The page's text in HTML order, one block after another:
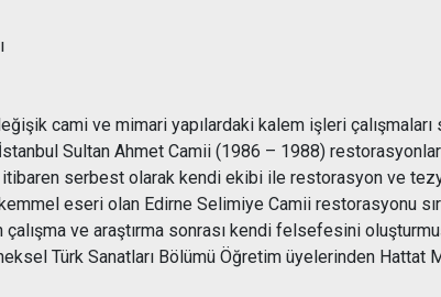
cami ve mimari yapılardaki kalem işleri
Sultan Ahmet Camii (1986 – 1988)
itibaren serbest olarak kendi ekibi ile restorasyon ve
eseri olan Edirne Selimiye Camii restorasyonu
ve araştırma sonrası kendi felsefesini
Türk Sanatları Bölümü Öğretim üyelerinden Hattat